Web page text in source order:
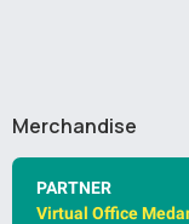
Merchandise
PARTNER
Virtual Office